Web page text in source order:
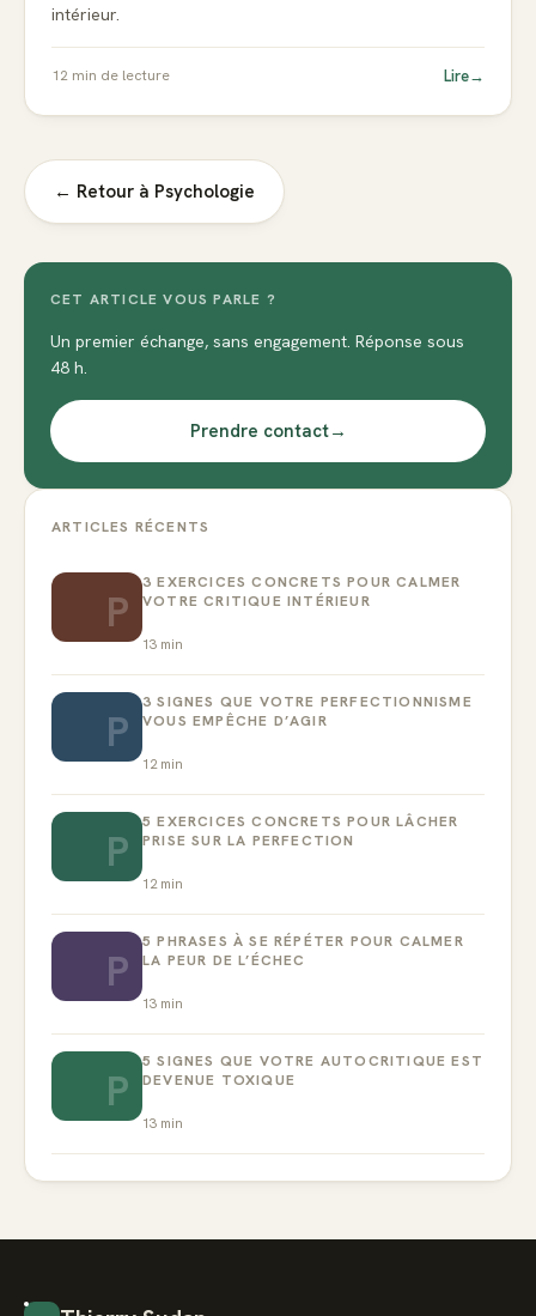
intérieur.
12 min de lecture Lire→
← Retour à Psychologie
CET ARTICLE VOUS PARLE ?
Un premier échange, sans engagement. Réponse sous
48 h.
Prendre contact→
ARTICLES RÉCENTS
P
3 EXERCICES CONCRETS POUR CALMER
VOTRE CRITIQUE INTÉRIEUR
13 min
P
3 SIGNES QUE VOTRE PERFECTIONNISME
VOUS EMPÊCHE D’AGIR
12 min
P
5 EXERCICES CONCRETS POUR LÂCHER
PRISE SUR LA PERFECTION
12 min
P
5 PHRASES À SE RÉPÉTER POUR CALMER
LA PEUR DE L’ÉCHEC
13 min
P
5 SIGNES QUE VOTRE AUTOCRITIQUE EST
DEVENUE TOXIQUE
13 min